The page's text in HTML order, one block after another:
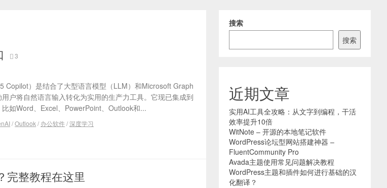
3
Copilot）是结合了大型语言模型（LLM）和Microsoft Graph
户将自然语言输入转化为实用的生产力工具。它现已集成到
如Word、Excel、PowerPoint、Outlook和...
/Outlook / 办公软件/深度学习
完整教程在这里
搜索
搜索
近期文章
实用AI工具全攻略：从文字到编程，干活
效率提升10倍
WitNote – 开源的本地笔记软件
WordPress论坛型网站搭建神器 –
FluentCommunity Pro
Avada主题使用常见问题解决教程
WordPress主题和插件如何进行基础的汉
化翻译？